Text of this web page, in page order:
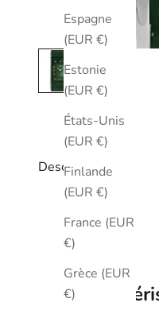
Espagne
(EUR €)
Estonie
(EUR €)
États-Unis
(EUR €)
Finlande
(EUR €)
France (EUR
€)
Grèce (EUR
€)
Description